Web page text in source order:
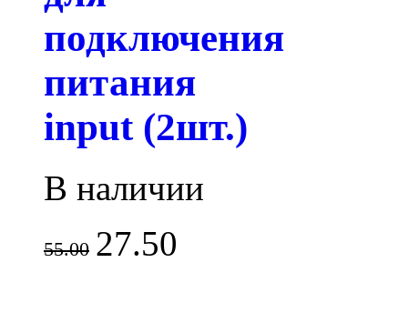
подключения
питания
input (2шт.)
В наличии
55.00 27.50